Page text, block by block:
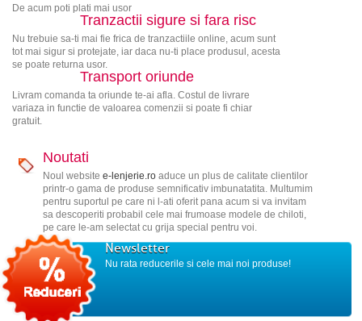
De acum poti plati mai usor
Tranzactii sigure si fara risc
Nu trebuie sa-ti mai fie frica de tranzactiile online, acum sunt
tot mai sigur si protejate, iar daca nu-ti place produsul, acesta
se poate returna usor.
Transport oriunde
Livram comanda ta oriunde te-ai afla. Costul de livrare
variaza in functie de valoarea comenzii si poate fi chiar
gratuit.
Noutati
Noul website e-lenjerie.roaduce un plus de calitate clientilor
printr-o gama de produse semnificativ imbunatatita. Multumim
pentru suportul pe care ni l-ati oferit pana acum si va invitam
sa descoperiti probabil cele mai frumoase modele de chiloti,
pe care le-am selectat cu grija special pentru voi.
Newsletter
Nu rata reducerile si cele mai noi produse!